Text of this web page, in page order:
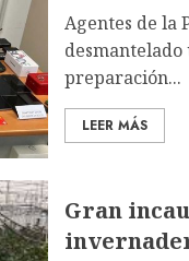
Agentes de la
preparación...
LEER MÁS
Gran